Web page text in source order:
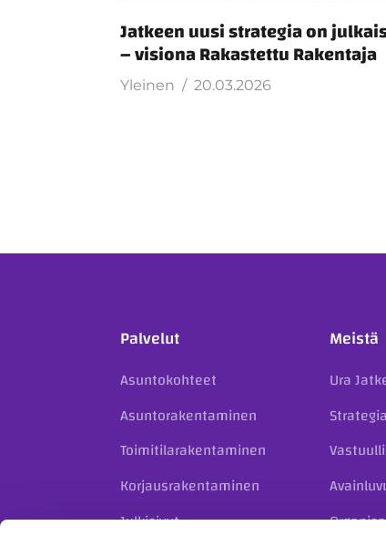
Jatkeen uusi strategia on
– visiona Rakastettu Rakentaja
Yleinen 20.03.2026
Palvelut
Asuntokohteet
Asuntorakentaminen
Toimitilarakentaminen
Korjausrakentaminen
Julkisivut
Meistä
Ura
Strategia